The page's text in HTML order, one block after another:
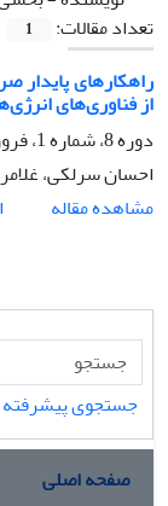
تعداد مقالات:
1
راهکار‌های پایدار
از فناوری‌های
دوره 8، شماره 1، فروردین 1400، صفحه
احسان سرلکی،
مشاهده مقاله
جستجوی پیشرفته
صفحه اصلی